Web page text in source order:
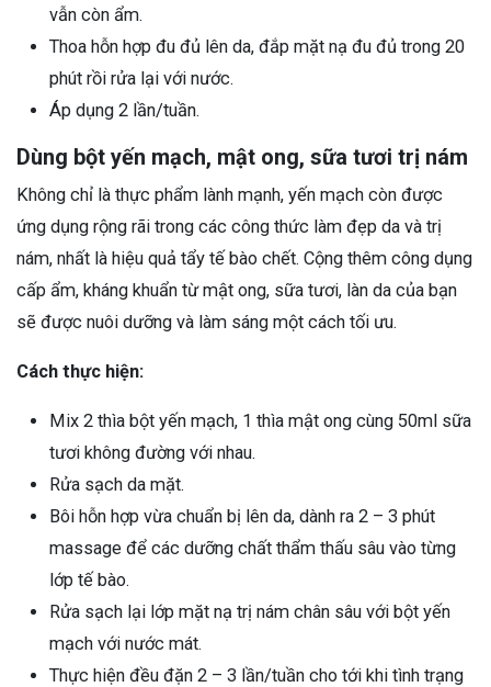
vẫn còn ẩm.
Thoa hỗn hợp đu đủ lên da, đắp mặt nạ đu đủ trong 20
phút rồi rửa lại với nước.
Áp dụng 2 lần/tuần.
Dùng bột yến mạch, mật ong, sữa tươi trị nám
Không chỉ là thực phẩm lành mạnh, yến mạch còn được
ứng dụng rộng rãi trong các công thức làm đẹp da và trị
nám, nhất là hiệu quả tẩy tế bào chết. Cộng thêm công dụng
cấp ẩm, kháng khuẩn từ mật ong, sữa tươi, làn da của bạn
sẽ được nuôi dưỡng và làm sáng một cách tối ưu.
Cách thực hiện:
Mix 2 thìa bột yến mạch, 1 thìa mật ong cùng 50ml sữa
tươi không đường với nhau.
Rửa sạch da mặt.
Bôi hỗn hợp vừa chuẩn bị lên da, dành ra 2 – 3 phút
massage để các dưỡng chất thẩm thấu sâu vào từng
lớp tế bào.
Rửa sạch lại lớp mặt nạ trị nám chân sâu với bột yến
mạch với nước mát.
Thực hiện đều đặn 2 – 3 lần/tuần cho tới khi tình trạng